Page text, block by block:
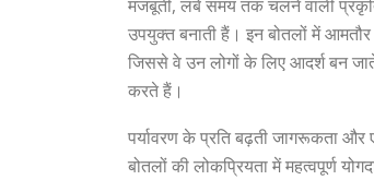
मजबूती, लंबे समय तक चलने वाली
उपयुक्त बनाती हैं। इन बोतलों में
जिससे वे उन लोगों के लिए आदर्श बन
करते हैं।
पर्यावरण के प्रति बढ़ती जागरूकता
बोतलों की लोकप्रियता में महत्वपूर्ण